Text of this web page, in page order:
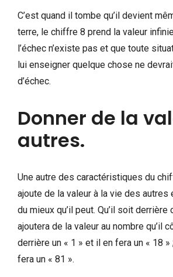
C’est quand il tombe qu’il devient
terre, le chiffre 8 prend la valeur
l’échec n’existe pas et que toute
lui enseigner quelque chose ne
d’échec.
Donner de la
autres.
Une autre des caractéristiques du
ajoute de la valeur à la vie des autres
du mieux qu’il peut. Qu’il soit derrière
ajoutera de la valeur au nombre qu’il
derrière un « 1 » et il en fera un « 18 »
fera un « 81 ».